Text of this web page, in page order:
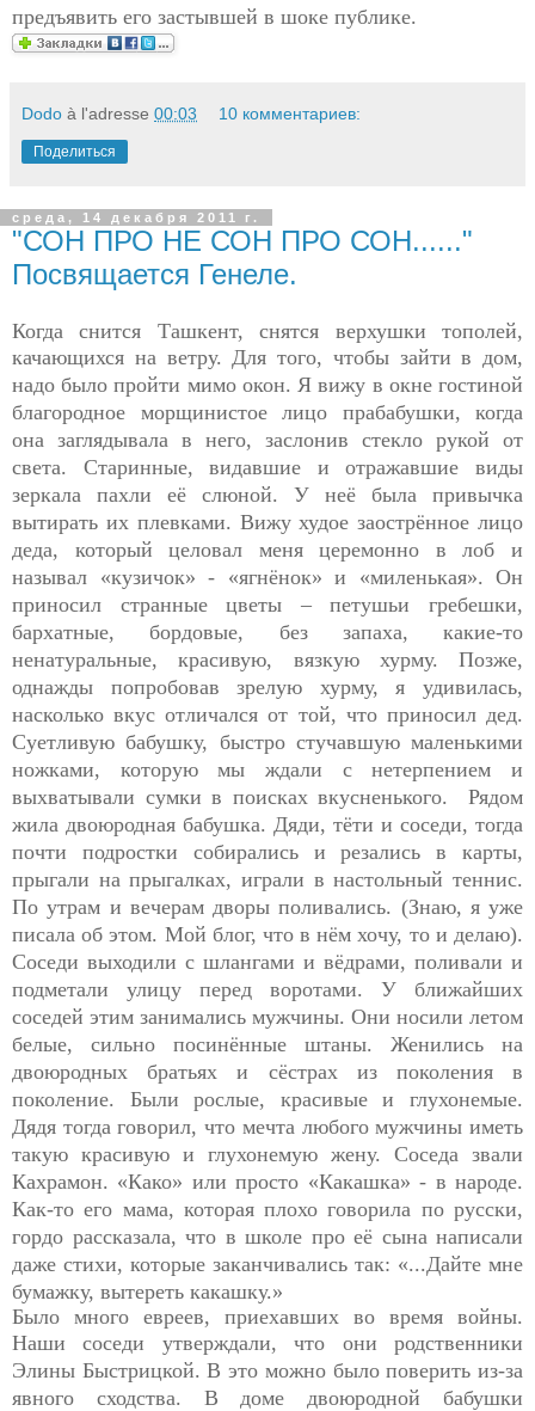
предъявить его застывшей в шоке публике.
Dodo à l'adresse 00:03 10 комментариев:
Поделиться
среда, 14 декабря 2011 г.
"СОН ПРО НЕ СОН ПРО СОН......"
Посвящается Генеле.
Когда снится Ташкент, снятся верхушки тополей,
качающихся на ветру. Для того, чтобы зайти в дом,
надо было пройти мимо окон. Я вижу в окне гостиной
благородное морщинистое лицо прабабушки, когда
она заглядывала в него, заслонив стекло рукой от
света. Старинные, видавшие и отражавшие виды
зеркала пахли её слюной. У неё была привычка
вытирать их плевками. Вижу худое заострённое лицо
деда, который целовал меня церемонно в лоб и
называл «кузичок» - «ягнёнок» и «миленькая». Он
приносил странные цветы – петушьи гребешки,
бархатные, бордовые, без запаха, какие-то
ненатуральные, красивую, вязкую хурму. Позже,
однажды попробовав зрелую хурму, я удивилась,
насколько вкус отличался от той, что приносил дед.
Суетливую бабушку, быстро стучавшую маленькими
ножками, которую мы ждали с нетерпением и
выхватывали сумки в поисках вкусненького. Рядом
жила двоюродная бабушка. Дяди, тёти и соседи, тогда
почти подростки собирались и резались в карты,
прыгали на прыгалках, играли в настольный теннис.
По утрам и вечерам дворы поливались. (Знаю, я уже
писала об этом. Мой блог, что в нём хочу, то и делаю).
Соседи выходили с шлангами и вёдрами, поливали и
подметали улицу перед воротами. У ближайших
соседей этим занимались мужчины. Они носили летом
белые, сильно посинённые штаны. Женились на
двоюродных братьях и сёстрах из поколения в
поколение. Были рослые, красивые и глухонемые.
Дядя тогда говорил, что мечта любого мужчины иметь
такую красивую и глухонемую жену. Соседа звали
Кахрамон. «Како» или просто «Какашка» - в народе.
Как-то его мама, которая плохо говорила по русски,
гордо рассказала, что в школе про её сына написали
даже стихи, которые заканчивались так: «...Дайте мне
бумажку, вытереть какашку.»
Было много евреев, приехавших во время войны.
Наши соседи утверждали, что они родственники
Элины Быстрицкой. В это можно было поверить из-за
явного сходства. В доме двоюродной бабушки